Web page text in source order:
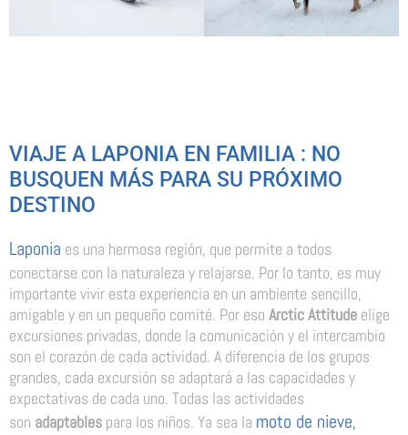
VIAJE A LAPONIA EN FAMILIA : NO
BUSQUEN MÁS PARA SU PRÓXIMO
DESTINO
Laponia es una hermosa región, que permite a todos
conectarse con la naturaleza y relajarse. Por lo tanto, es muy
importante vivir esta experiencia en un ambiente sencillo,
amigable y en un pequeño comité. Por eso Arctic Attitude elige
excursiones privadas, donde la comunicación y el intercambio
son el corazón de cada actividad. A diferencia de los grupos
grandes, cada excursión se adaptará a las capacidades y
expectativas de cada uno. Todas las actividades
son adaptables para los niños. Ya sea la moto de nieve,